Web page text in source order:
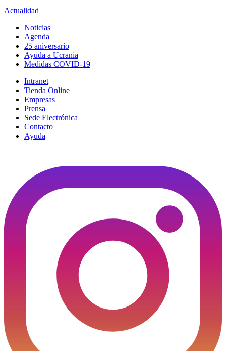
Actualidad
Noticias
Agenda
25 aniversario
Ayuda a Ucrania
Medidas COVID-19
Intranet
Tienda Online
Empresas
Prensa
Sede Electrónica
Contacto
Ayuda